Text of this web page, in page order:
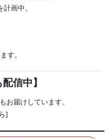
画中。
す。
信中】
お届けしています。
]